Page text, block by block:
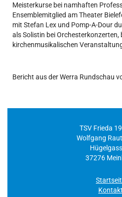
Meisterkurse bei namhaften
Ensemblemitglied am Theater
mit Stefan Lex und Pomp-A-Dour
als Solistin bei Orchesterkonzerten,
kirchenmusikalischen
Bericht aus der Werra Rundschau
TSV Frieda
Wolfgang
37276
Kontakt